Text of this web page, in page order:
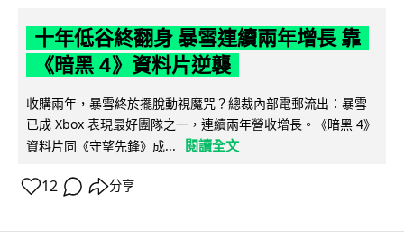
十年低谷終翻身 暴雪連續兩年增長 靠
《暗黑 4》資料片逆襲
收購兩年，暴雪終於擺脫動視魔咒？總裁內部電郵流出：暴雪
已成 Xbox 表現最好團隊之一，連續兩年營收增長。《暗黑 4》
資料片同《守望先鋒》成...
閱讀全文
12 分享